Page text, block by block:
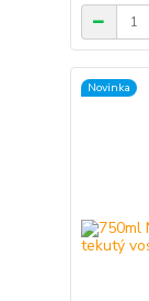
Novinka